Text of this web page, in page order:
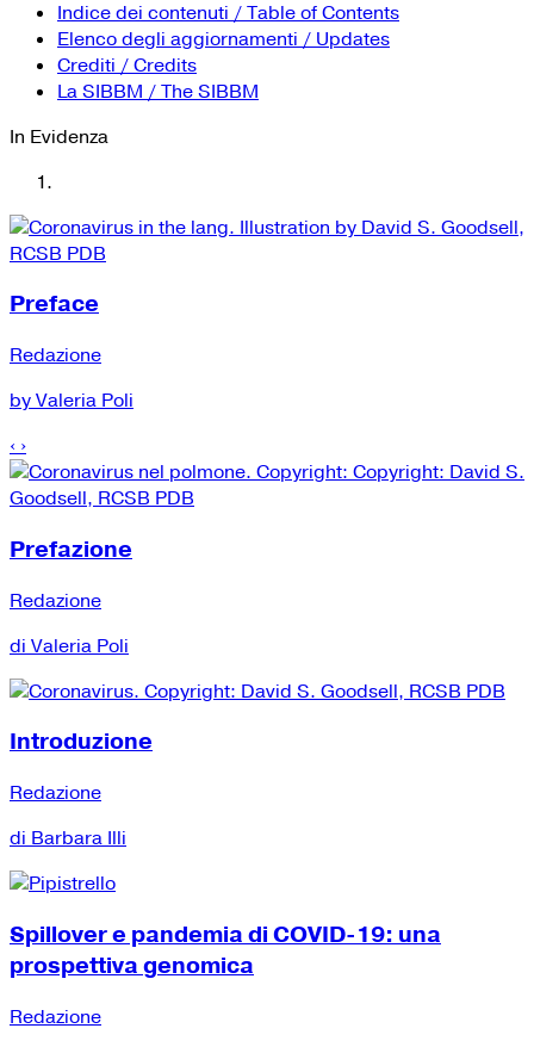
Tutti i siti Zanichelli per la scuola
Collezioni Università
Facebook
Twitter
Instagram
Instagram scuola
Mail
Indice dei contenuti / Table of Contents
Elenco degli aggiornamenti / Updates
Crediti / Credits
La SIBBM / The SIBBM
In Evidenza
Preface
Redazione
by Valeria Poli
‹ ›
Prefazione
Redazione
di Valeria Poli
Introduzione
Redazione
di Barbara Illi
Spillover e pandemia di COVID-19: una
prospettiva genomica
Redazione